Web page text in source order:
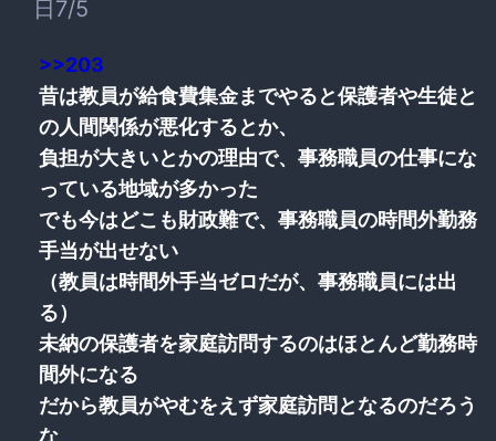
日7/5
>>203
昔は教員が給食費集金までやると保護者や生徒と
の人間関係が悪化するとか、
負担が大きいとかの理由で、事務職員の仕事にな
っている地域が多かった
でも今はどこも財政難で、事務職員の時間外勤務
手当が出せない
（教員は時間外手当ゼロだが、事務職員には出
る）
未納の保護者を家庭訪問するのはほとんど勤務時
間外になる
だから教員がやむをえず家庭訪問となるのだろう
な